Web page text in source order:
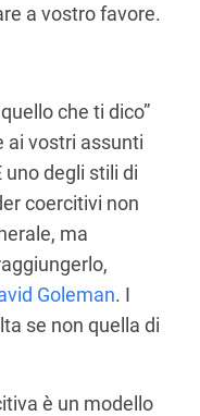
a vostro favore.
quello che ti dico”
ai vostri assunti
degli stili di
coercitivi non
ma
Goleman. I
se non quella di
è un modello